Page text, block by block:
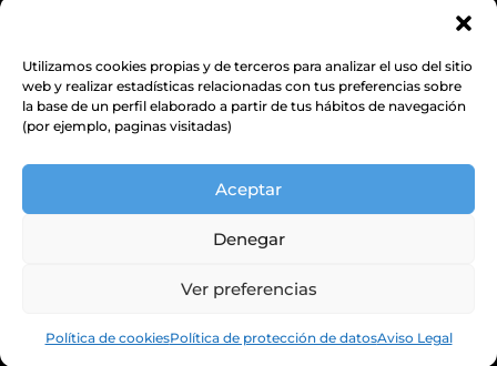
Utilizamos cookies propias y de terceros para analizar el uso del sitio
web y realizar estadísticas relacionadas con tus preferencias sobre
la base de un perfil elaborado a partir de tus hábitos de navegación
(por ejemplo, paginas visitadas)
Aceptar
Denegar
Ver preferencias
Política de cookiesPolítica de protección de datosAviso Legal
favor utilice la pestaña de “Discusión”, ubicada en la parte
superior izquierda de cada artículo. Además, le sugerimos
revisar la siguienteINFORMACIÓN.
Política de Protección de datos y